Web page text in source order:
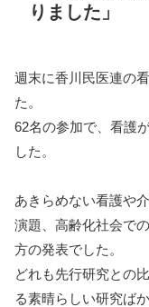
りました」
週末に香川民医連の
た。
62名の参加で、看護
した。
あきらめない看護や
演題、高齢化社会で
方の発表でした。
どれも先行研究との
る素晴らしい研究ば